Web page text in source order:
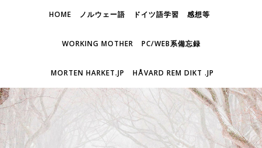
HOME ノルウェー語 ドイツ語学習 感想等
WORKING MOTHER PC/WEB系備忘録
MORTEN HARKET.JP HÅVARD REM DIKT .JP